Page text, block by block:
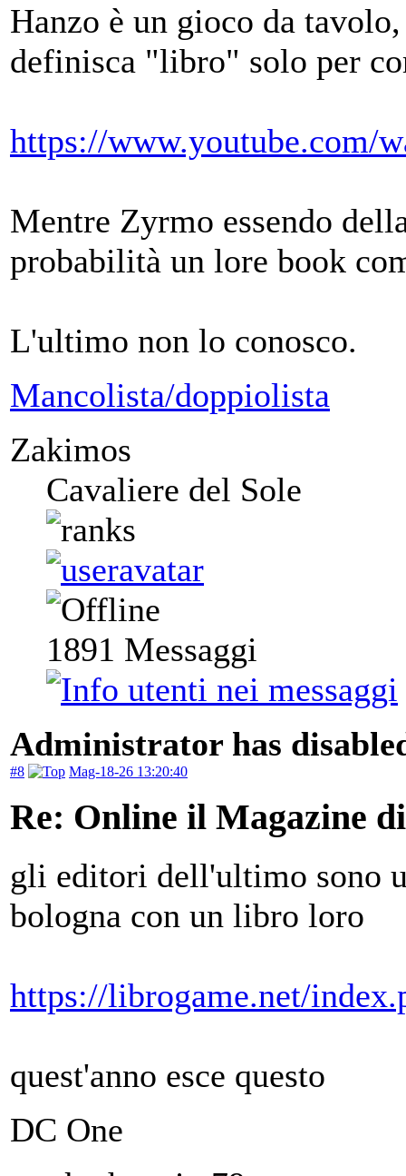
Hanzo è un gioco da
definisca "libro" solo per
https://www.youtube.com/
Mentre Zyrmo essendo
probabilità un lore book
L'ultimo non lo conosco.
Mancolista/doppiolista
Zakimos
Cavaliere del Sole
1891 Messaggi
Administrator has
#8 Mag-18-26 13:20:40
Re: Online il Magazine
gli editori dell'ultimo sono
bologna con un libro loro
https://librogame.net/
quest'anno esce questo
DC One